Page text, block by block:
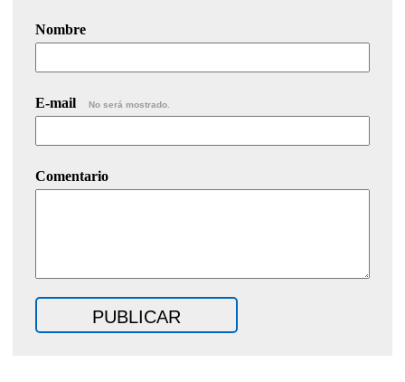
Nombre
E-mail No será mostrado.
Comentario